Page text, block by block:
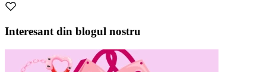
Interesant din blogul nostru